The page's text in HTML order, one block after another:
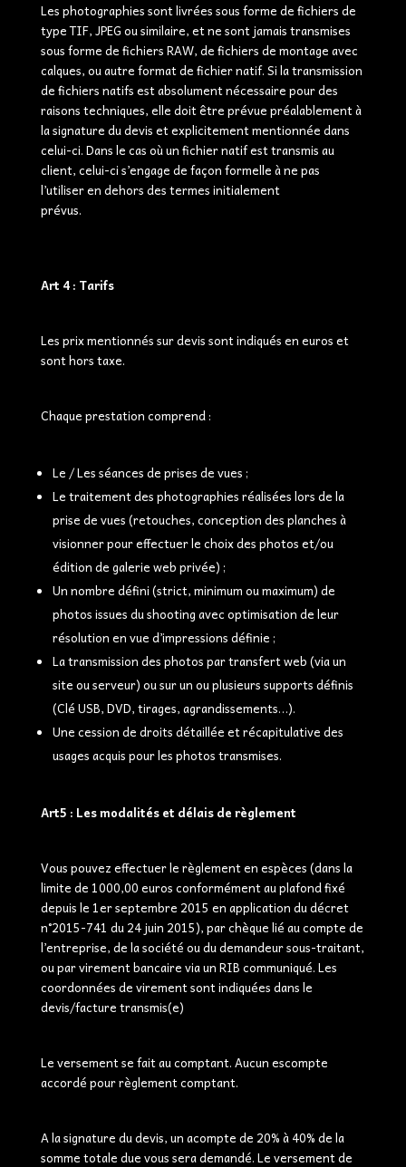
Les photographies sont livrées sous forme de fichiers de
type TIF, JPEG ou similaire, et ne sont jamais transmises
sous forme de fichiers RAW, de fichiers de montage avec
calques, ou autre format de fichier natif. Si la transmission
de fichiers natifs est absolument nécessaire pour des
raisons techniques, elle doit être prévue préalablement à
la signature du devis et explicitement mentionnée dans
celui-ci. Dans le cas où un fichier natif est transmis au
client, celui-ci s’engage de façon formelle à ne pas
l’utiliser en dehors des termes initialement
prévus.
Art 4 : Tarifs
Les prix mentionnés sur devis sont indiqués en euros et
sont hors taxe.
Chaque prestation comprend :
Le / Les séances de prises de vues ;
Le traitement des photographies réalisées lors de la
prise de vues (retouches, conception des planches à
visionner pour effectuer le choix des photos et/ou
édition de galerie web privée) ;
Un nombre défini (strict, minimum ou maximum) de
photos issues du shooting avec optimisation de leur
résolution en vue d’impressions définie ;
La transmission des photos par transfert web (via un
site ou serveur) ou sur un ou plusieurs supports définis
(Clé USB, DVD, tirages, agrandissements…).
Une cession de droits détaillée et récapitulative des
usages acquis pour les photos transmises.
Art5 : Les modalités et délais de règlement
Vous pouvez effectuer le règlement en espèces (dans la
limite de 1000,00 euros conformément au plafond fixé
depuis le 1er septembre 2015 en application du décret
n°2015-741 du 24 juin 2015), par chèque lié au compte de
l’entreprise, de la société ou du demandeur sous-traitant,
ou par virement bancaire via un RIB communiqué. Les
coordonnées de virement sont indiquées dans le
devis/facture transmis(e)
Le versement se fait au comptant. Aucun escompte
accordé pour règlement comptant.
A la signature du devis, un acompte de 20% à 40% de la
somme totale due vous sera demandé. Le versement de